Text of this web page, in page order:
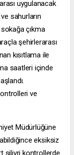
uygulanacak
sahurların
çıkma
şehirlerarası
kısıtlama ile
saatleri içinde
ve
Müdürlüğüne
eksiksiz
silivri kontrollerde